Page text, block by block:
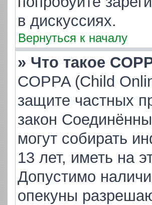
в дискуссиях.
Вернуться к началу
» Что такое
COPPA (Child
защите частных
закон
могут собирать
13 лет, иметь на
Допустимо
опекуны